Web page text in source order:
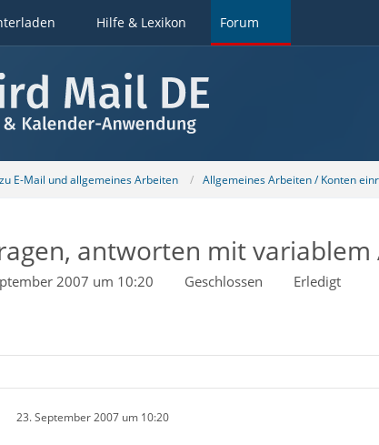
Hilfe & Lexikon Forum
E-Mail und allgemeines Arbeiten Allgemeines Arbeiten / Konten
antworten mit variablem
2007 um 10:20 Geschlossen Erledigt
23. September 2007 um 10:20